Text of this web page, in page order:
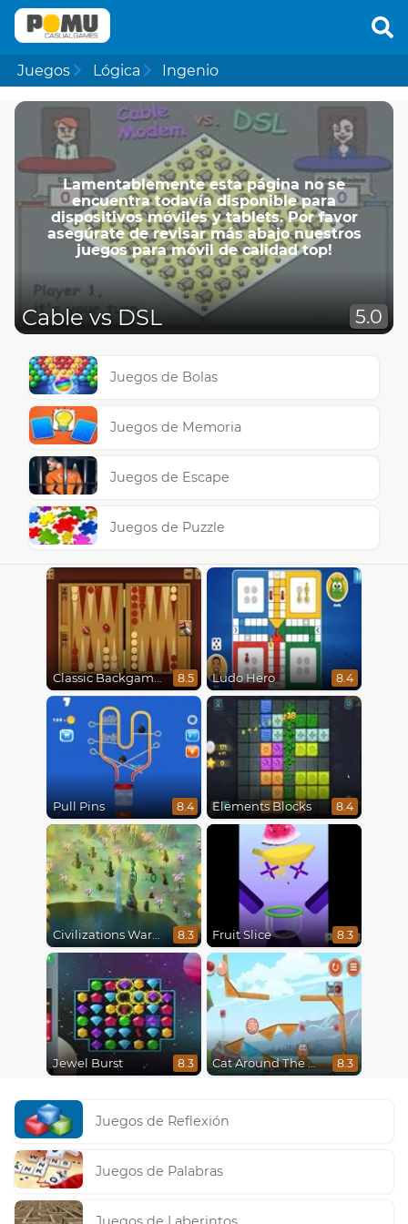
Juegos Lógica Ingenio
Lamentablemente esta página no se
encuentra todavía disponible para
dispositivos móviles y tablets. Por favor
asegúrate de revisar más abajo nuestros
juegos para móvil de calidad top!
Cable vs DSL 5.0
Juegos de Bolas
Juegos de Memoria
Juegos de Escape
Juegos de Puzzle
Classic Backgammon 8.5 Ludo Hero 8.4
Pull Pins 8.4 Elements Blocks 8.4
Civilizations Wars Master Edition 8.3 Fruit Slice 8.3
Jewel Burst 8.3 Cat Around The World 8.3
Juegos de Reflexión
Juegos de Palabras